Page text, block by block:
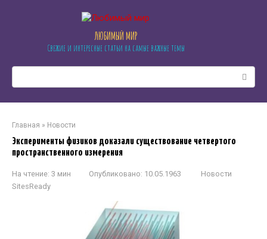
ЛЮБИМЫЙ МИР
Свежие и интересные статьи на самые важные темы
Главная » Новости
Эксперименты физиков доказали существование четвертого
пространственного измерения
На чтение: 3 мин Опубликовано: 10.05.1963
Новости
SitesReady